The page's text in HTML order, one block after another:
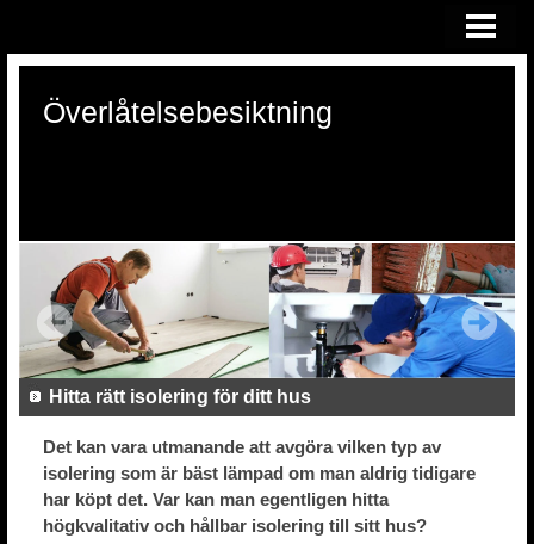
KONSULTATION VID RÄTTSTVIST
Överlåtelsebesiktning
Hitta rätt isolering för ditt hus
Det kan vara utmanande att avgöra vilken typ av
isolering som är bäst lämpad om man aldrig tidigare
har köpt det. Var kan man egentligen hitta
högkvalitativ och hållbar isolering till sitt hus?